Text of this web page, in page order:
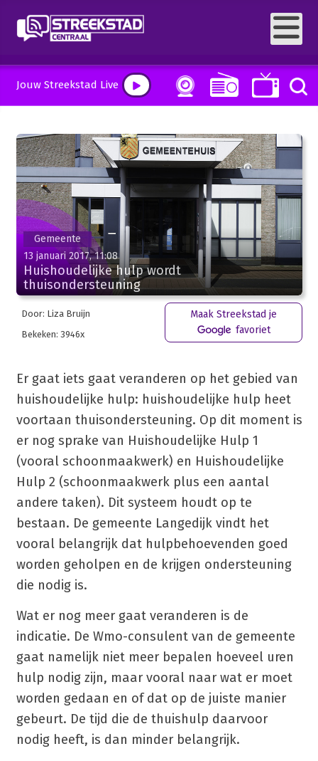
Jouw Streekstad Live
Gemeente
13 januari 2017, 11:08
Huishoudelijke hulp wordt
thuisondersteuning
Door: Liza Bruijn
Bekeken: 3946x
Maak Streekstad je
favoriet
Er gaat iets gaat veranderen op het gebied van
huishoudelijke hulp: huishoudelijke hulp heet
voortaan thuisondersteuning. Op dit moment is
er nog sprake van Huishoudelijke Hulp 1
(vooral schoonmaakwerk) en Huishoudelijke
Hulp 2 (schoonmaakwerk plus een aantal
andere taken). Dit systeem houdt op te
bestaan. De gemeente Langedijk vindt het
vooral belangrijk dat hulpbehoevenden goed
worden geholpen en de krijgen ondersteuning
die nodig is.
Wat er nog meer gaat veranderen is de
indicatie. De Wmo-consulent van de gemeente
gaat namelijk niet meer bepalen hoeveel uren
hulp nodig zijn, maar vooral naar wat er moet
worden gedaan en of dat op de juiste manier
gebeurt. De tijd die de thuishulp daarvoor
nodig heeft, is dan minder belangrijk.